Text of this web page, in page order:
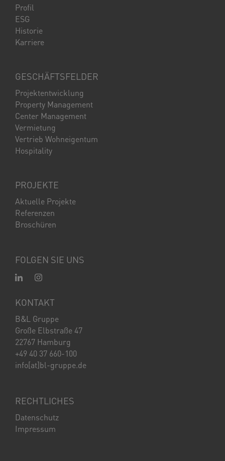
Profil
ESG
Historie
Karriere
GESCHÄFTSFELDER
Projektentwicklung
Property Management
Center Management
Vermietung
Vertrieb Wohneigentum
Hospitality
PROJEKTE
Aktuelle Projekte
Referenzen
Broschüren
FOLGEN SIE UNS
KONTAKT
B&L Gruppe
Große Elbstraße 47
22767 Hamburg
+49 40 37 660-100
info[at]bl-gruppe.de
RECHTLICHES
Datenschutz
Impressum